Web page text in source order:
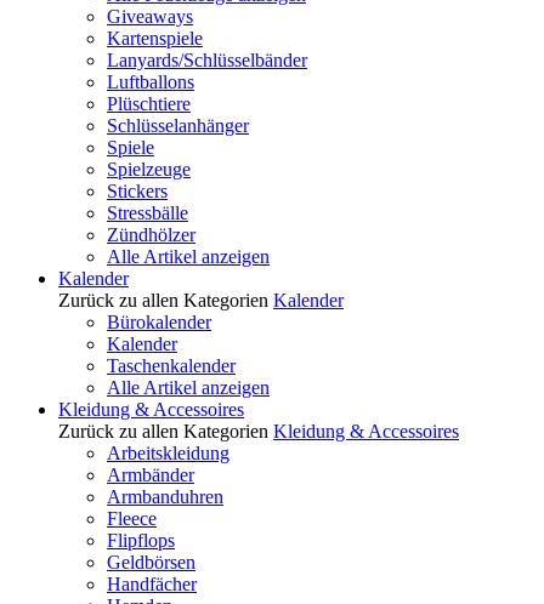
Giveaways
Kartenspiele
Lanyards/Schlüsselbänder
Luftballons
Plüschtiere
Schlüsselanhänger
Spiele
Spielzeuge
Stickers
Stressbälle
Zündhölzer
Alle Artikel anzeigen
Kalender
Zurück zu allen Kategorien Kalender
Bürokalender
Kalender
Taschenkalender
Alle Artikel anzeigen
Kleidung & Accessoires
Zurück zu allen Kategorien Kleidung & Accessoires
Arbeitskleidung
Armbänder
Armbanduhren
Fleece
Flipflops
Geldbörsen
Handfächer